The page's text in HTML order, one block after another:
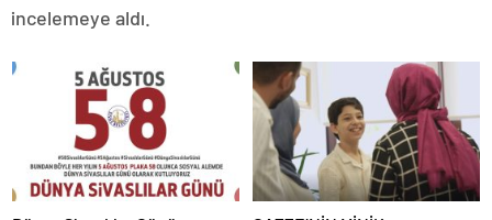
incelemeye aldı.